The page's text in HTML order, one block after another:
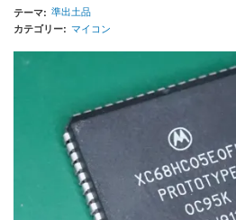
テーマ 準出土品
カテゴリー マイコン